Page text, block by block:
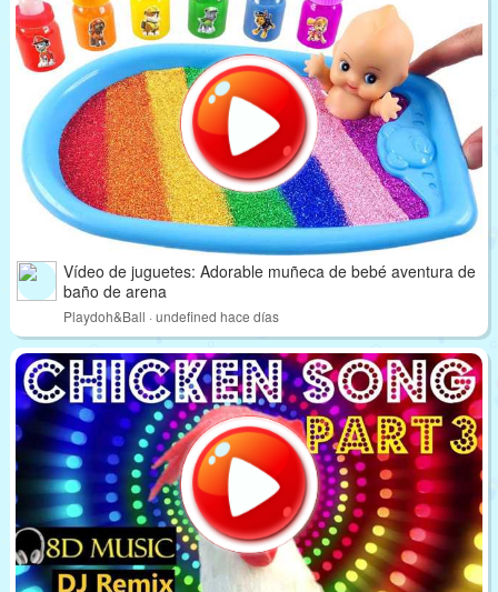
Vídeo de juguetes: Adorable muñeca de bebé aventura de
baño de arena
Playdoh&Ball · undefined hace días